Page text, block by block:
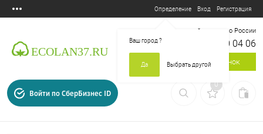
Определение
Ваш город?
Да Выбрать другой
Вход Регистрация
Бесплатный звонок по России
8 800 700 04 06
Заказать звонок
Войти по СберБизнес ID
0